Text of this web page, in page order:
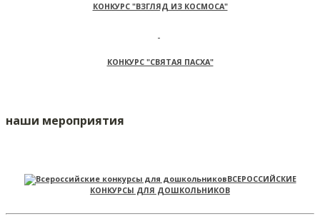
КОНКУРС "ВЗГЛЯД ИЗ КОСМОСА"
КОНКУРС "СВЯТАЯ ПАСХА"
наши мероприятия
ВСЕРОССИЙСКИЕ
КОНКУРСЫ ДЛЯ ДОШКОЛЬНИКОВ